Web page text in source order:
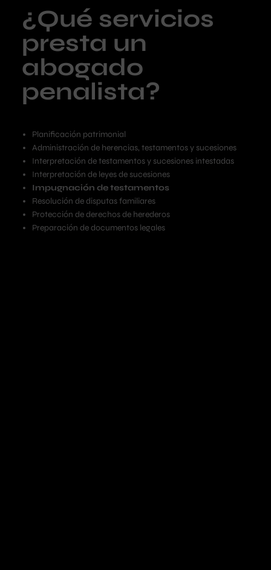
¿Qué servicios
presta un
abogado
penalista?
Planificación patrimonial
Administración de herencias, testamentos y sucesiones
Interpretación de testamentos y sucesiones intestadas
Interpretación de leyes de sucesiones
Impugnación de testamentos
Resolución de disputas familiares
Protección de derechos de herederos
Preparación de documentos legales